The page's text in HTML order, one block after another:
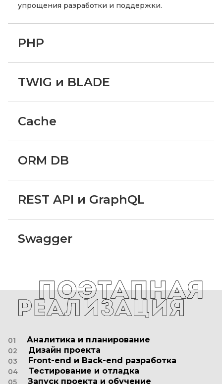
упрощения разработки и поддержки.
PHP
TWIG и BLADE
Cache
ORM DB
REST API и GraphQL
Swagger
01 Аналитика и планирование
Брифинг, выявление потребностей, постановка
целей проекта. Составление подробной
структуры сайта.